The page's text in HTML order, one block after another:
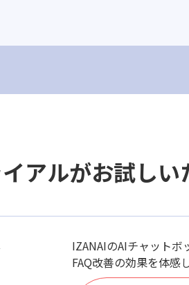
アルがお試しい
IZANAIのAIチャットボ
FAQ改善の効果を体感